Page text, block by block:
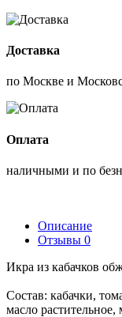
Доставка
по Москве и
Оплата
наличными и по
Описание
Отзывы 0
Икра из кабачков
Состав: кабачки,
масло растительное,